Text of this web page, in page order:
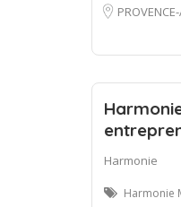
Harmonie
Harmonie